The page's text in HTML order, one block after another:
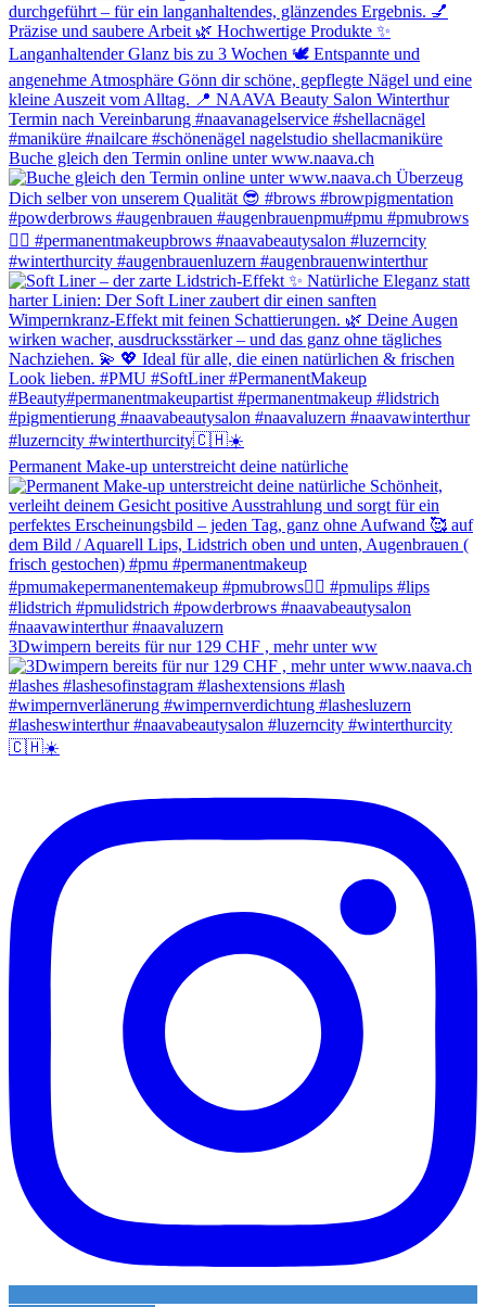
Buche gleich den Termin online unter www.naava.ch
Permanent Make-up unterstreicht deine natürliche
3Dwimpern bereits für nur 129 CHF , mehr unter ww